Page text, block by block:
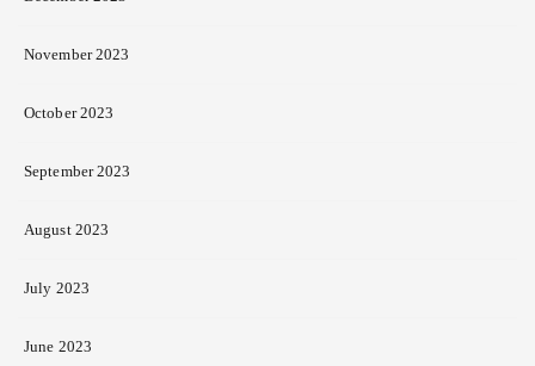
November 2023
October 2023
September 2023
August 2023
July 2023
June 2023